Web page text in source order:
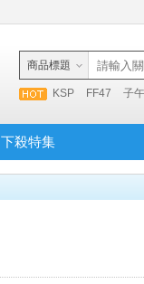
商品標題
KSP FF47 子
下殺特集